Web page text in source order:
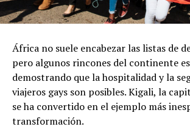
África no suele encabezar las listas de
pero algunos rincones del continente
demostrando que la hospitalidad y la
viajeros gays son posibles. Kigali, la
se ha convertido en el ejemplo más
transformación.